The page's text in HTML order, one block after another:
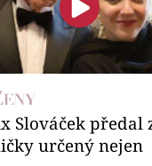
Slováček předal
určený nejen